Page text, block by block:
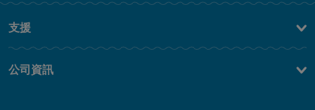
ZH
支援
常見問題
公司資訊